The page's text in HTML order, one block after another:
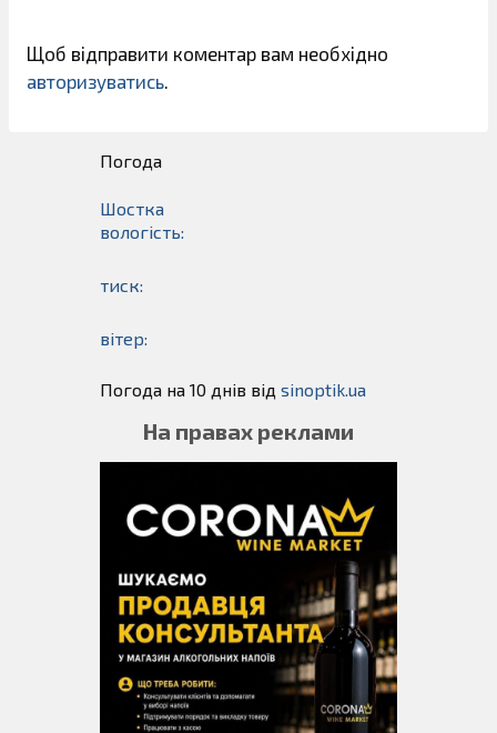
Щоб відправити коментар вам необхідно
авторизуватись.
Погода
Шостка
вологість:
тиск:
вітер:
Погода на 10 днів від sinoptik.ua
На правах реклами